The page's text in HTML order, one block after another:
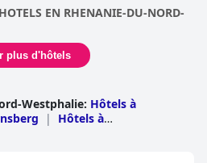
des exigences, mais des
apportées pour répondre aux
EN RHENANIE-DU-NORD-
plus d'hôtels
Westphalie: Hôtels à
|
Hôtels à